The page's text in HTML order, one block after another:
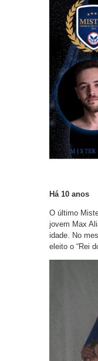
Há 10 anos
O último
jovem Max
idade. No
eleito o “Rei